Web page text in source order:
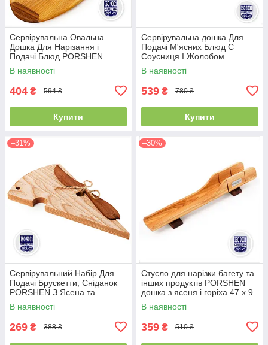
Сервірувальна Овальна
Дошка Для Нарізання і
Подачі Блюд PORSHEN
Дерев'яна З Ясена І Горіха
42 х 25 х 1.8 см (DNP 007)
В наявності
404 ₴ 594 ₴
Купити
Сервірувальна дошка Для
Подачі М'ясних Блюд С
Соусниця І Жолобом
PORSHEN З Ясена й Горіха
45 х 26 х 1.8 см (DP 001)
В наявності
539 ₴ 780 ₴
Купити
–31%
Сервірувальний Набір Для
Подачі Брускетти, Сніданок
PORSHEN З Ясена та
Горіхового Ножичка 20 х 15
см (NSN 001)
В наявності
269 ₴ 388 ₴
–30%
Стусло для нарізки багету та
інших продуктів PORSHEN
дошка з ясеня і горіха 47 х 9
см (S 001)
В наявності
359 ₴ 510 ₴